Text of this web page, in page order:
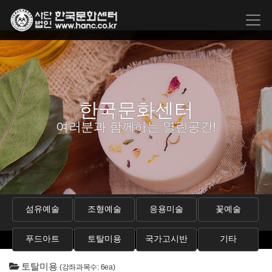
한국문화센터
여러분과 함께하는 열린공간!
섬유예술 조형예술 응용미술 꽃예술
푸드아트 토탈미용 국가고시반 기타
토탈미용 (강좌과목수: 6ea)